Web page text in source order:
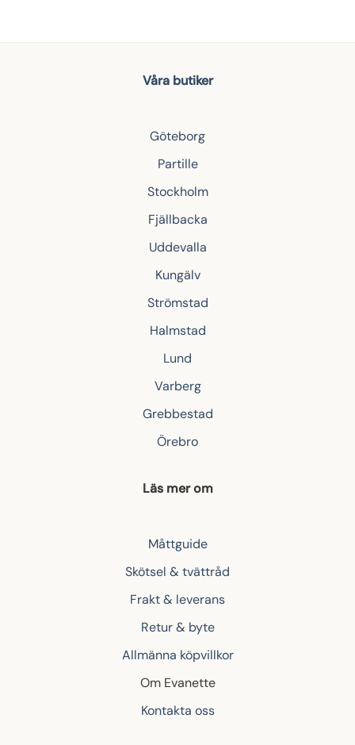
Våra butiker
Göteborg
Partille
Stockholm
Fjällbacka
Uddevalla
Kungälv
Strömstad
Halmstad
Lund
Varberg
Grebbestad
Örebro
Läs mer om
Måttguide
Skötsel & tvättråd
Frakt & leverans
Retur & byte
Allmänna köpvillkor
Om Evanette
Kontakta oss